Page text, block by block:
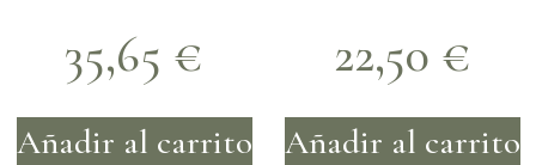
35,65 €
Añadir al carrito
22,50 €
Añadir al carrito